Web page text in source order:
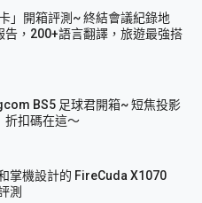
卡」開箱評測~ 終結會議紀錄地
告，200+語言翻譯，旅遊最強搭
BS5 足球君開箱~ 短焦投影
折扣碼在這～
掌機設計的 FireCuda X1070
測